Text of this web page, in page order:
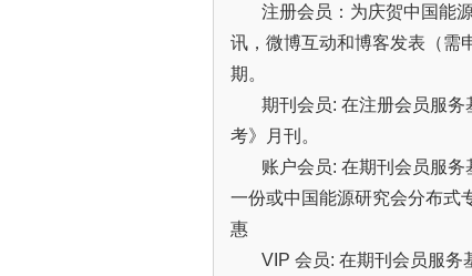
注册会员：为庆贺中国能源
讯，微博互动和博客发表（需
期。
期刊会员: 在注册会员服务
考》月刊。
账户会员: 在期刊会员服务
一份或中国能源研究会分布式
惠
VIP 会员: 在期刊会员服务